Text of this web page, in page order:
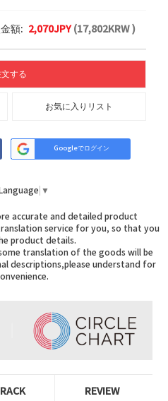
額: 2,070JPY(17,802KRW )
する
お気に入りリスト
Googleでログイン
▼
accurate and detailed product
service for you, so that you
product details.
translation of the goods will be
descriptions,please understand for
REVIEW